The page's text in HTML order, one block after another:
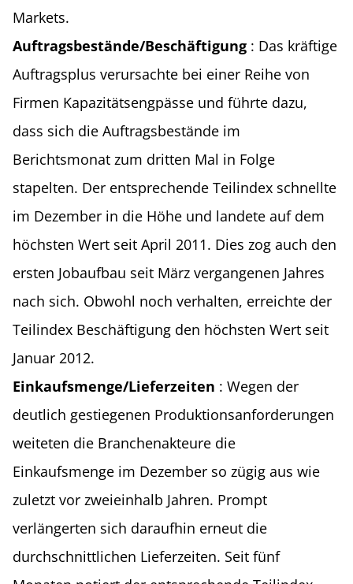
Markets.
Auftragsbestände/Beschäftigung : Das kräftige
Auftragsplus verursachte bei einer Reihe von
Firmen Kapazitätsengpässe und führte dazu,
dass sich die Auftragsbestände im
Berichtsmonat zum dritten Mal in Folge
stapelten. Der entsprechende Teilindex schnellte
im Dezember in die Höhe und landete auf dem
höchsten Wert seit April 2011. Dies zog auch den
ersten Jobaufbau seit März vergangenen Jahres
nach sich. Obwohl noch verhalten, erreichte der
Teilindex Beschäftigung den höchsten Wert seit
Januar 2012.
Einkaufsmenge/Lieferzeiten : Wegen der
deutlich gestiegenen Produktionsanforderungen
weiteten die Branchenakteure die
Einkaufsmenge im Dezember so zügig aus wie
zuletzt vor zweieinhalb Jahren. Prompt
verlängerten sich daraufhin erneut die
durchschnittlichen Lieferzeiten. Seit fünf